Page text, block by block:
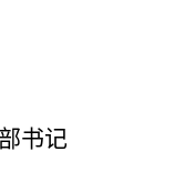
书记